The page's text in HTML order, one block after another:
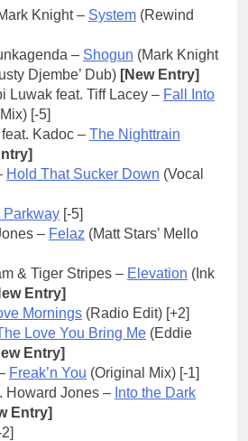
Knight – System (Rewind
– Shogun (Mark Knight
Djembe’ Dub) [New Entry]
Luwak feat. Tiff Lacey – Fall Into
[-5]
Kadoc – The Nighttrain
Hold That Sucker Down (Vocal
Parkway [-5]
– Felaz (Matt Stars’ Mello
& Tiger Stripes – Elevation (Ink
Entry]
Mornings (Radio Edit) [+2]
Love You Bring Me (Eddie
Entry]
Freak’n You (Original Mix) [-1]
Howard Jones – Into the Dark
Entry]
2]